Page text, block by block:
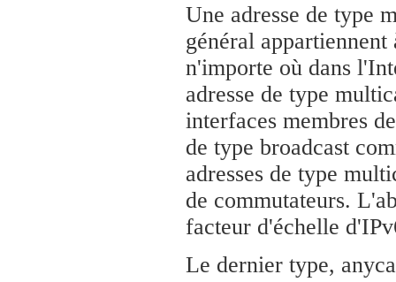
Une adresse de type
général
n'importe où dans
adresse de type
interfaces membres
de type broadcast
adresses de type
de commutateurs.
facteur d'échelle
Le dernier type,